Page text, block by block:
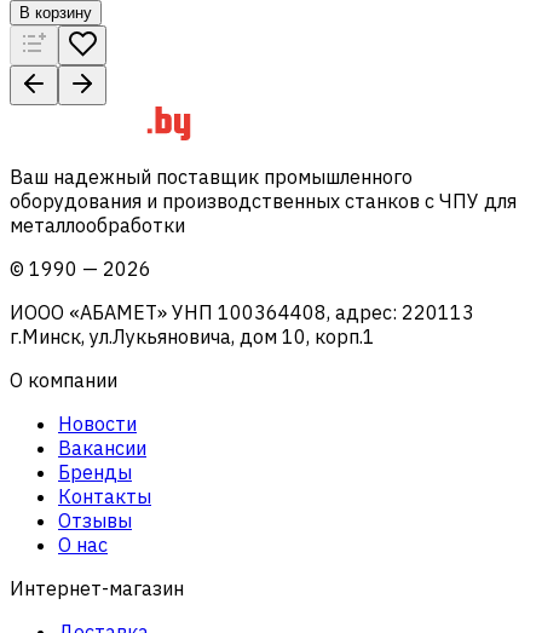
В корзину
Ваш надежный поставщик промышленного
оборудования и производственных станков с ЧПУ для
металлообработки
© 1990 — 2026
ИООО «АБАМЕТ» УНП 100364408, адрес: 220113
г.Минск, ул.Лукьяновича, дом 10, корп.1
О компании
Новости
Вакансии
Бренды
Контакты
Отзывы
О нас
Интернет-магазин